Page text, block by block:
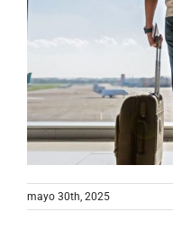
mayo 30th, 2025